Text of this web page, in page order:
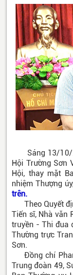
Sáng 13/10/
Hội Trường Sơn
Hội, thay mặt
nhiệm Thượng
trên.
Theo Quyết
Tiến sĩ, Nhà văn
truyền - Thi đua
Thường trực
Sơn.
Đồng chí Phan
Trung đoàn 49,